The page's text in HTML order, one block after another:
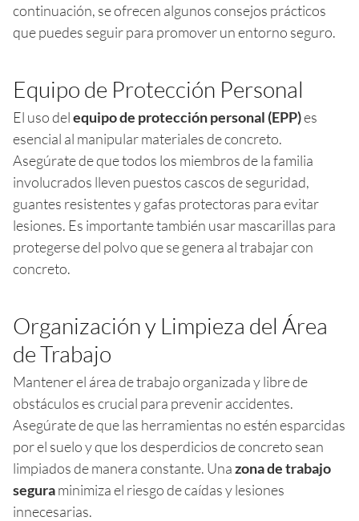
continuación, se ofrecen algunos consejos prácticos
que puedes seguir para promover un entorno seguro.
Equipo de Protección Personal
El uso delequipo de protección personal (EPP)es
esencial al manipular materiales de concreto.
Asegúrate de que todos los miembros de la familia
involucrados lleven puestos cascos de seguridad,
guantes resistentes y gafas protectoras para evitar
lesiones. Es importante también usar mascarillas para
protegerse del polvo que se genera al trabajar con
concreto.
Organización y Limpieza del Área
de Trabajo
Mantener el área de trabajo organizada y libre de
obstáculos es crucial para prevenir accidentes.
Asegúrate de que las herramientas no estén esparcidas
por el suelo y que los desperdicios de concreto sean
limpiados de manera constante. Unazona de trabajo
seguraminimiza el riesgo de caídas y lesiones
innecesarias.